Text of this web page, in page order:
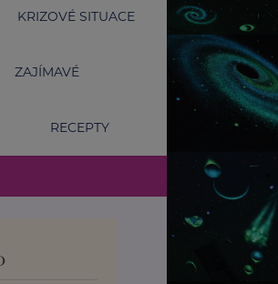
KRIZOVÉ SITUACE
ZAJÍMAVÉ
RECEPTY